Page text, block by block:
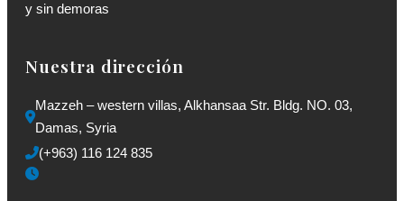
y sin demoras
Nuestra dirección
Mazzeh – western villas, Alkhansaa Str. Bldg. NO. 03,
Damas, Syria
(+963) 116 124 835